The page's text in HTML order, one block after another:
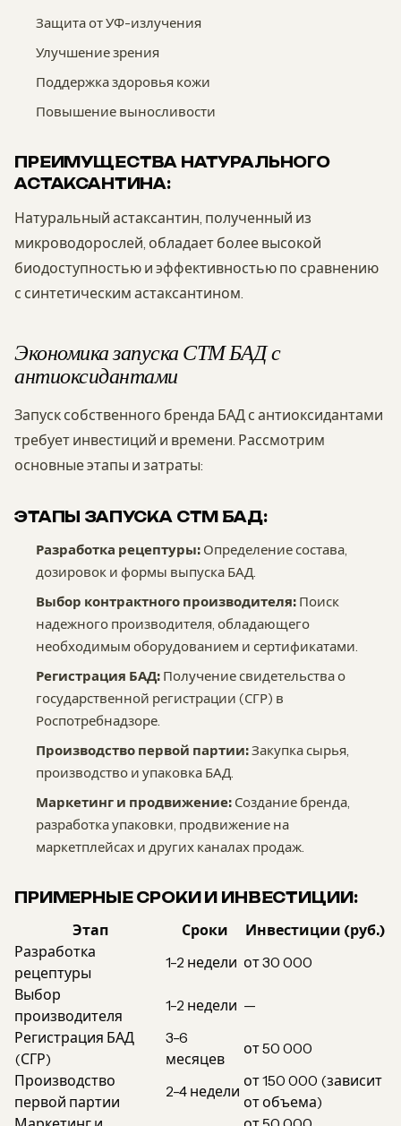
Защита от УФ-излучения
Улучшение зрения
Поддержка здоровья кожи
Повышение выносливости
ПРЕИМУЩЕСТВА НАТУРАЛЬНОГО
АСТАКСАНТИНА:
Натуральный астаксантин, полученный из
микроводорослей, обладает более высокой
биодоступностью и эффективностью по сравнению
с синтетическим астаксантином.
Экономика запуска СТМ БАД с
антиоксидантами
Запуск собственного бренда БАД с антиоксидантами
требует инвестиций и времени. Рассмотрим
основные этапы и затраты:
ЭТАПЫ ЗАПУСКА СТМ БАД:
Разработка рецептуры: Определение состава,
дозировок и формы выпуска БАД.
Выбор контрактного производителя: Поиск
надежного производителя, обладающего
необходимым оборудованием и сертификатами.
Регистрация БАД: Получение свидетельства о
государственной регистрации (СГР) в
Роспотребнадзоре.
Производство первой партии:Закупка сырья,
производство и упаковка БАД.
Маркетинг и продвижение: Создание бренда,
разработка упаковки, продвижение на
маркетплейсах и других каналах продаж.
ПРИМЕРНЫЕ СРОКИ И ИНВЕСТИЦИИ:
Этап
Сроки
Инвестиции (руб.)
Разработка
рецептуры
1-2 недели от 30 000
Выбор
производителя
1-2 недели —
Регистрация БАД
(СГР)
3-6
месяцев
от 50 000
Производство
первой партии
2-4 недели
от 150 000 (зависит
от объема)